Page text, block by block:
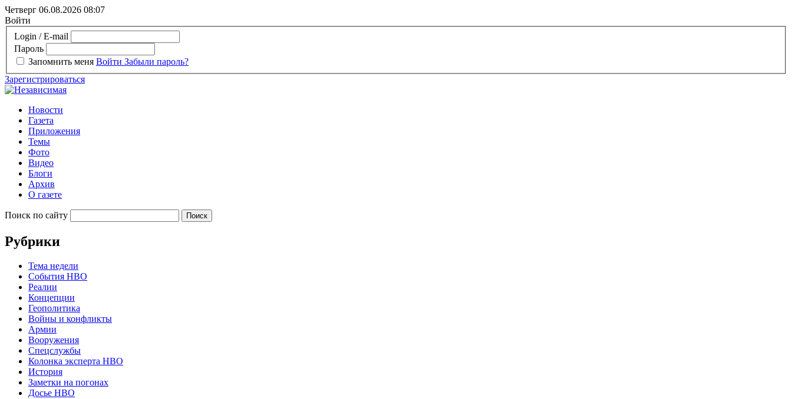
Четверг 06.08.2026 08:07
Войти
Login / E-mail
Пароль
Запомнить меня Войти Забыли пароль?
Зарегистрироваться
Новости
Газета
Приложения
Темы
Фото
Видео
Блоги
Архив
О газете
Поиск по сайту
Рубрики
Тема недели
События НВО
Реалии
Концепции
Геополитика
Войны и конфликты
Армии
Вооружения
Спецслужбы
Колонка эксперта НВО
История
Заметки на погонах
Досье НВО